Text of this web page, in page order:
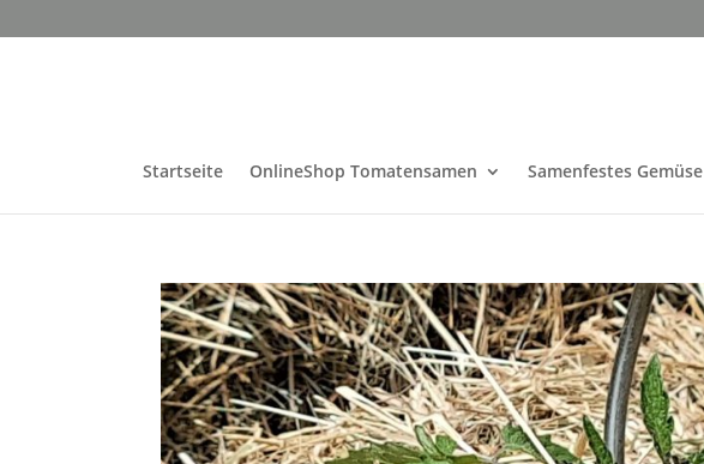
Startseite OnlineShop Tomatensamen Samenfestes Gemüse